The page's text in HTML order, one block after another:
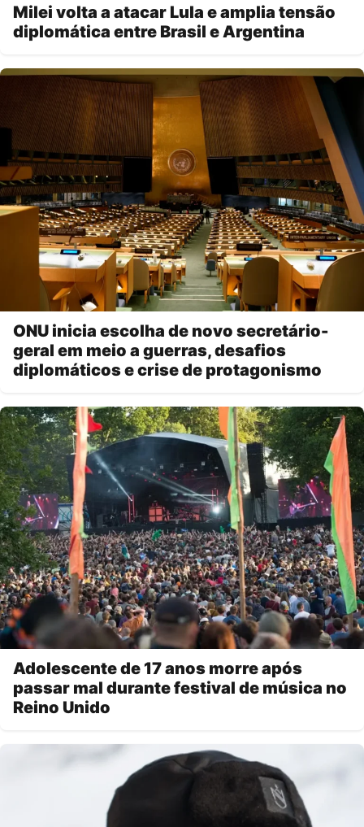
Milei volta a atacar Lula e amplia tensão
diplomática entre Brasil e Argentina
ONU inicia escolha de novo secretário-
geral em meio a guerras, desafios
diplomáticos e crise de protagonismo
Adolescente de 17 anos morre após
passar mal durante festival de música no
Reino Unido